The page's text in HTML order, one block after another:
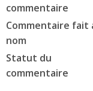
commentaire
Commentaire fait
nom
Statut du
commentaire